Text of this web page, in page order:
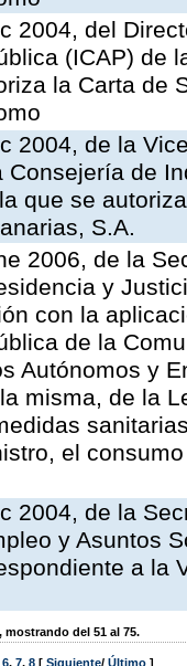
2004, del
(ICAP) de
la Carta de
2004, de la
Consejería de
que se
S.A.
2006, de la
y
con la
de la
Autónomos y
misma, de la
el
2004, de la
y Asuntos
a la
del 51 al 75.
6, 7, 8 [ Siguiente/ Último ]